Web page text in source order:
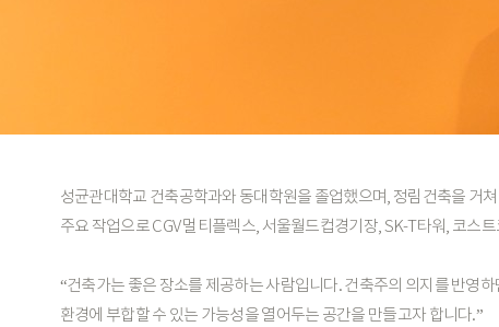
성균관대학교 건축공학과와 동대학원을 졸업했으며, 정림건축을 거쳐
주요 작업으로CGV멀티플렉스, 서울월드컵경기장,SK-T타워, 코스
“건축가는 좋은 장소를 제공하는사람입니다.건축주의 의지를반영하
환경에 부합할수 있는 가능성을열어두는 공간을 만들고자 합니다.”